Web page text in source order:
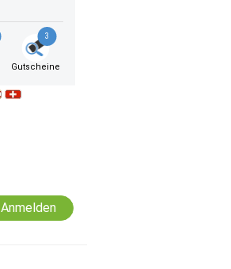
3
Gutscheine
Anmelden